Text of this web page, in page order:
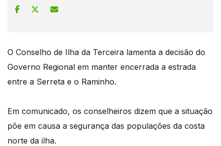
O Conselho de Ilha da Terceira lamenta a decisão do
Governo Regional em manter encerrada a estrada
entre a Serreta e o Raminho.
Em comunicado, os conselheiros dizem que a situação
põe em causa a segurança das populações da costa
norte da ilha.